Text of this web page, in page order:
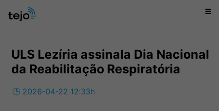
☰
ULS Lezíria assinala Dia Nacional
da Reabilitação Respiratória
🕒 2026-04-22 12:33h